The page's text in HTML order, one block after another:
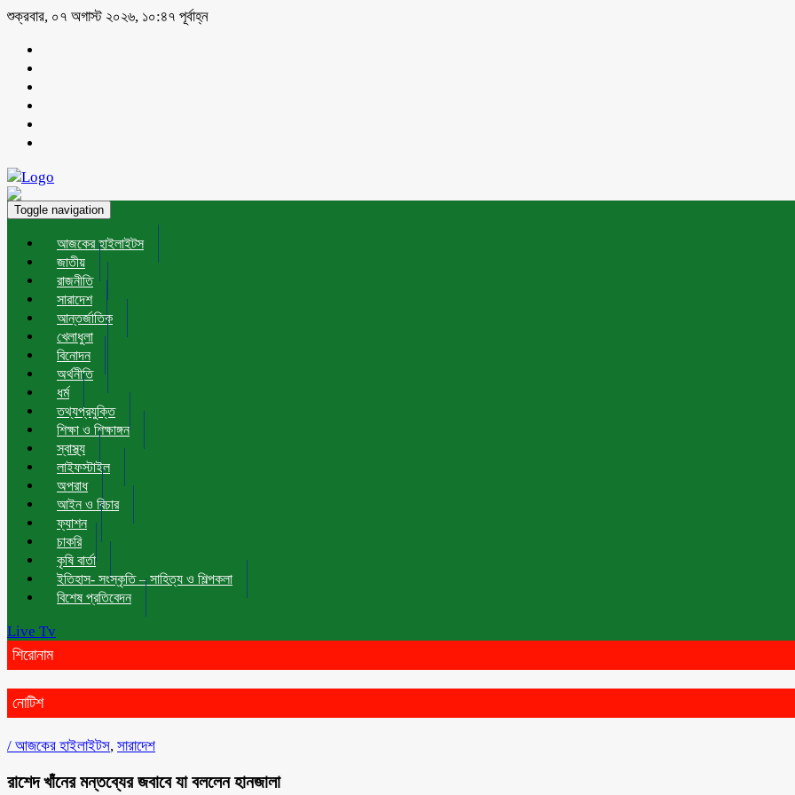
শুক্রবার, ০৭ অগাস্ট ২০২৬, ১০:৪৭ পূর্বাহ্ন
Toggle navigation
আজকের হাইলাইটস
জাতীয়
রাজনীতি
সারাদেশ
আন্তর্জাতিক
খেলাধুলা
বিনোদন
অর্থনীতি
ধর্ম
তথ্যপ্রযুক্তি
শিক্ষা ও শিক্ষাঙ্গন
স্বাস্থ্য
লাইফস্টাইল
অপরাধ
আইন ও বিচার
ফ্যাশন
চাকরি
কৃষি বার্তা
ইতিহাস- সংস্কৃতি – সাহিত্য ও শিল্পকলা
বিশেষ প্রতিবেদন
Live Tv
শিরোনাম
নোটিশ
/ আজকের হাইলাইটস, সারাদেশ
রাশেদ খাঁনের মন্তব্যের জবাবে যা বললেন হানজালা